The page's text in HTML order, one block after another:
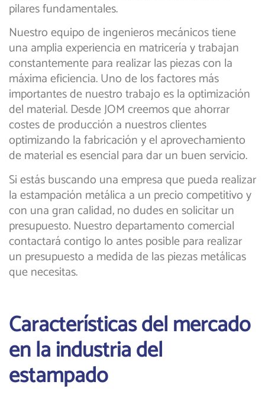
pilares fundamentales.
Nuestro equipo de ingenieros mecánicos tiene
una amplia experiencia en matricería y trabajan
constantemente para realizar las piezas con la
máxima eficiencia. Uno de los factores más
importantes de nuestro trabajo es la optimización
del material. Desde JOM creemos que ahorrar
costes de producción a nuestros clientes
optimizando la fabricación y el aprovechamiento
de material es esencial para dar un buen servicio.
Si estás buscando una empresa que pueda realizar
la estampación metálica a un precio competitivo y
con una gran calidad, no dudes en solicitar un
presupuesto. Nuestro departamento comercial
contactará contigo lo antes posible para realizar
un presupuesto a medida de las piezas metálicas
que necesitas.
Características del mercado
en la industria del
estampado